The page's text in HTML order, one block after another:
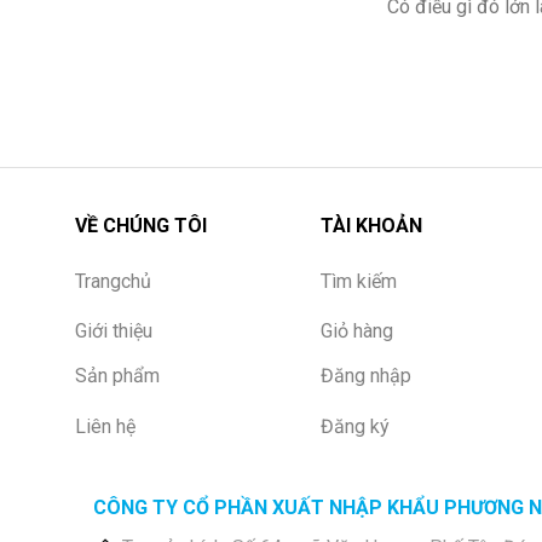
Có điều gì đó lớn
VỀ CHÚNG TÔI
Trangchủ
Giới thiệu
Sản phẩm
Liên hệ
TÀI KHOẢN
Tìm kiếm
Giỏ hàng
Đăng nhập
Đăng ký
CÔNG TY CỔ PHẦN XUẤT NHẬP KHẨU PHƯƠNG